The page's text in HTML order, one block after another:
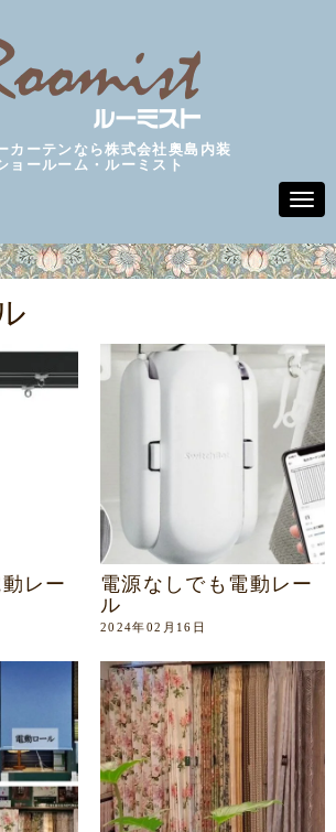
カーテンなら株式会社奥島内装
ョールーム・ルーミスト
N
a
i
g
o
n
レー
電源なしでも電動レー
ル
2024年02月16日